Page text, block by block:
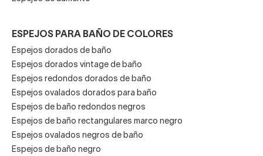
ESPEJOS PARA BAÑO DE COLORES
Espejos dorados de baño
Espejos dorados vintage de baño
Espejos redondos dorados de baño
Espejos ovalados dorados para baño
Espejos de baño redondos negros
Espejos de baño rectangulares marco negro
Espejos ovalados negros de baño
Espejos de baño negro